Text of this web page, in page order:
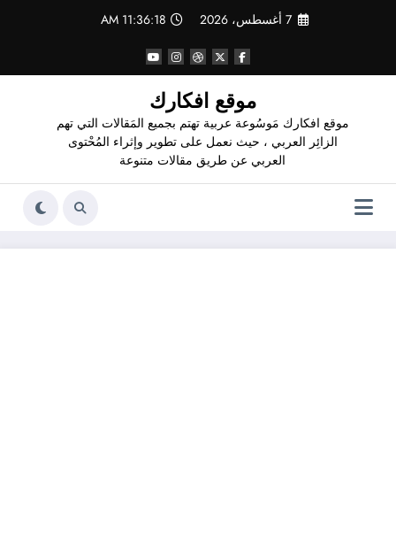
7 أغسطس، 2026 11:36:19 AM
موقع افكارك
موقع افكارك مَوسُوعة عربية تهتم بجميع المَقالات التي تهم
الزائِر العربي ، حيث نعمل على تطوير وإثراء المُحْتوى
العربي عن طريق مقالات متنوعة